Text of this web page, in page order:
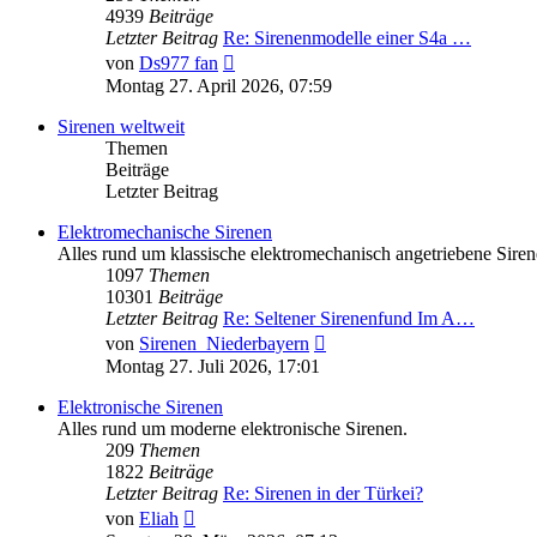
4939 Beiträge
Letzter Beitrag Re: Sirenenmodelle einer S4a …
von Ds977 fan
Beitrag
Montag 27. April 2026, 07:59
Sirenen weltweit
Themen
Beiträge
Letzter Beitrag
Elektromechanische Sirenen
Alles rund um klassische elektromechanisch angetriebene
1097 Themen
10301 Beiträge
Letzter Beitrag Re: Seltener Sirenenfund Im A…
von Sirenen_Niederbayern
Montag 27. Juli 2026, 17:01
Elektronische Sirenen
Alles rund um moderne elektronische Sirenen.
209 Themen
1822 Beiträge
Letzter Beitrag Re: Sirenen in der Türkei?
von Eliah